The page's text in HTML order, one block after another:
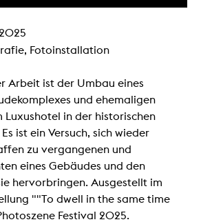
2025
Fotoinstallation
Arbeit ist der Umbau eines
und ehemaligen
Luxushotel in der historischen
ist ein Versuch, sich wieder
zu vergangenen und
eines Gebäudes und den
hervorbringen. Ausgestellt im
""To dwell in the same time
Festival 2025.